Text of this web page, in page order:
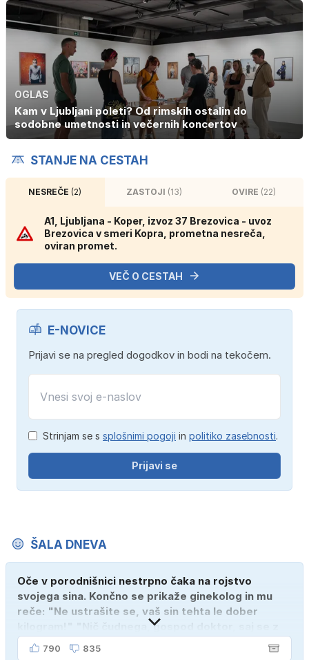
OGLAS
Kam v Ljubljani poleti? Od rimskih ostalin do
sodobne umetnosti in večernih koncertov
STANJE NA CESTAH
NESREČE(2) ZASTOJI (13) OVIRE (22)
A1, Ljubljana - Koper, izvoz 37 Brezovica - uvoz
Brezovica v smeri Kopra, prometna nesreča,
oviran promet.
VEČ O CESTAH
E-NOVICE
Prijavi se na pregled dogodkov in bodi na tekočem.
Strinjam se s splošnimi pogoji in politiko zasebnosti.
Prijavi se
ŠALA DNEVA
Oče v porodnišnici nestrpno čaka na rojstvo
svojega sina. Končno se prikaže ginekolog in mu
reče: "Ne ustrašite se, vaš sin tehta le dober
kilogram!" "Nič čudnega, gospod doktor, saj se z
ženo poznava šele tri mesece."
790 835